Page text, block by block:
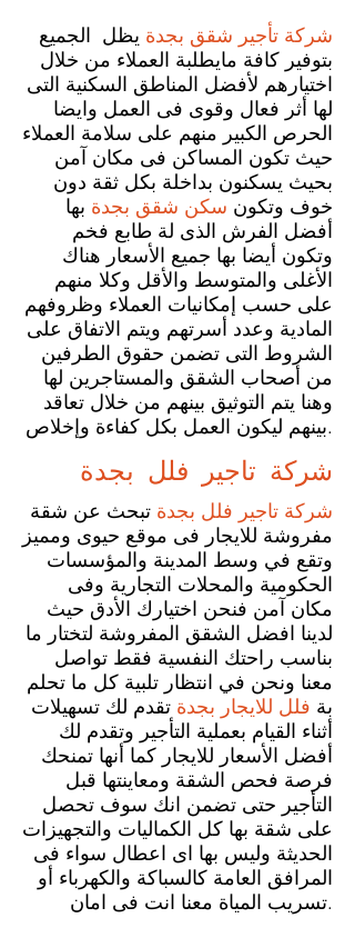
شركة تأجير شقق بجدة يظل الجميع
بتوفير كافة مايطلبة العملاء من خلال
اختيارهم لأفضل المناطق السكنية التى
لها أثر فعال وقوى فى العمل وايضا
الحرص الكبير منهم على سلامة العملاء
حيث تكون المساكن فى مكان آمن
بحيث يسكنون بداخلة بكل ثقة دون
خوف وتكون سكن شقق بجدة بها
أفضل الفرش الذى لة طابع فخم
وتكون أيضا بها جميع الأسعار هناك
الأغلى والمتوسط والأقل وكلا منهم
على حسب إمكانيات العملاء وظروفهم
المادية وعدد أسرتهم ويتم الاتفاق على
الشروط التى تضمن حقوق الطرفين
من أصحاب الشقق والمستاجرين لها
وهنا يتم التوثيق بينهم من خلال تعاقد
بينهم ليكون العمل بكل كفاءة وإخلاص.
شركة تاجير فلل بجدة
شركة تاجير فلل بجدة تبحث عن شقة
مفروشة للايجار فى موقع حيوى ومميز
وتقع في وسط المدينة والمؤسسات
الحكومية والمحلات التجارية وفى
مكان آمن فنحن اختيارك الأدق حيث
لدينا افضل الشقق المفروشة لتختار ما
بناسب راحتك النفسية فقط تواصل
معنا ونحن في انتظار تلبية كل ما تحلم
بة فلل للايجار بجدة تقدم لك تسهيلات
أثناء القيام بعملية التأجير وتقدم لك
أفضل الأسعار للايجار كما أنها تمنحك
فرصة فحص الشقة ومعاينتها قبل
التأجير حتى تضمن انك سوف تحصل
على شقة بها كل الكماليات والتجهيزات
الحديثة وليس بها اى اعطال سواء فى
المرافق العامة كالسباكة والكهرباء أو
تسريب المياة معنا انت فى امان.